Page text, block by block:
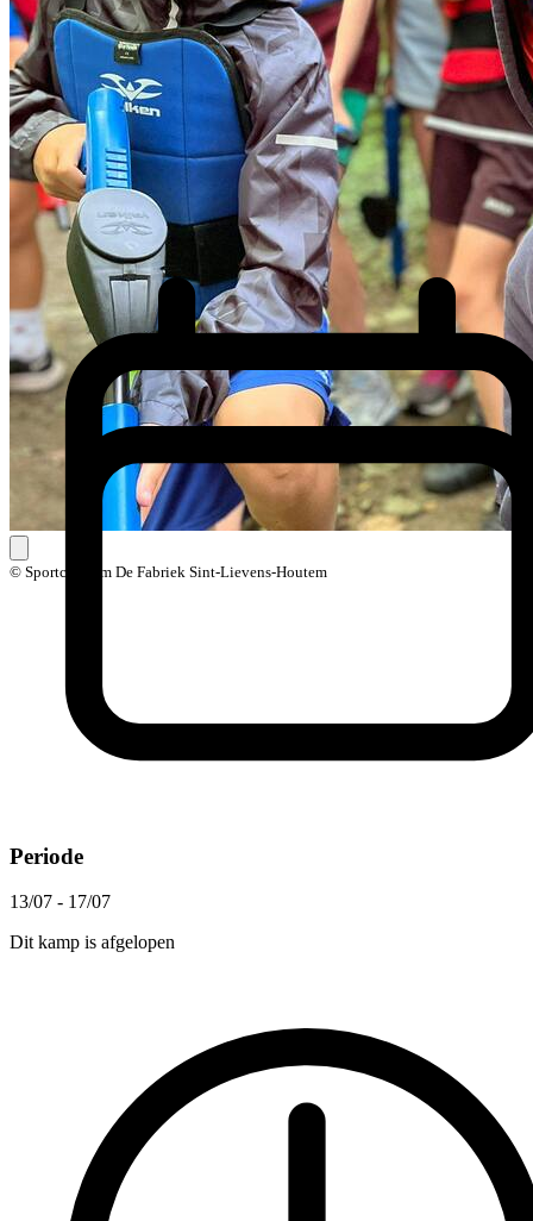
© Sportcentrum De Fabriek Sint-Lievens-Houtem
Periode
13/07 - 17/07
Dit kamp is afgelopen